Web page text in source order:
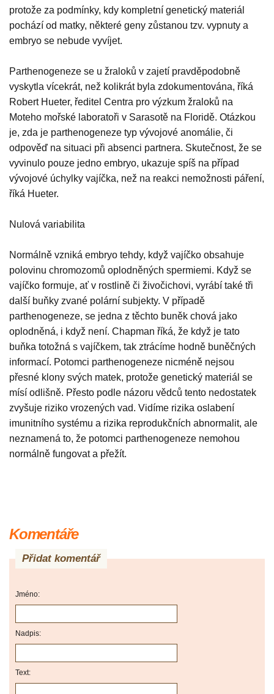
protože za podmínky, kdy kompletní genetický materiál
pochází od matky, některé geny zůstanou tzv. vypnuty a
embryo se nebude vyvíjet.
Parthenogeneze se u žraloků v zajetí pravděpodobně
vyskytla vícekrát, než kolikrát byla zdokumentována, říká
Robert Hueter, ředitel Centra pro výzkum žraloků na
Moteho mořské laboratoři v Sarasotě na Floridě. Otázkou
je, zda je parthenogeneze typ vývojové anomálie, či
odpověď na situaci při absenci partnera. Skutečnost, že se
vyvinulo pouze jedno embryo, ukazuje spíš na případ
vývojové úchylky vajíčka, než na reakci nemožnosti páření,
říká Hueter.
Nulová variabilita
Normálně vzniká embryo tehdy, když vajíčko obsahuje
polovinu chromozomů oplodněných spermiemi. Když se
vajíčko formuje, ať v rostlině či živočichovi, vyrábí také tři
další buňky zvané polární subjekty. V případě
parthenogeneze, se jedna z těchto buněk chová jako
oplodněná, i když není. Chapman říká, že když je tato
buňka totožná s vajíčkem, tak ztrácíme hodně buněčných
informací. Potomci parthenogeneze nicméně nejsou
přesné klony svých matek, protože genetický materiál se
mísí odlišně. Přesto podle názoru vědců tento nedostatek
zvyšuje riziko vrozených vad. Vidíme rizika oslabení
imunitního systému a rizika reprodukčních abnormalit, ale
neznamená to, že potomci parthenogeneze nemohou
normálně fungovat a přežít.
Komentáře
Přidat komentář
Jméno:
Nadpis:
Text: